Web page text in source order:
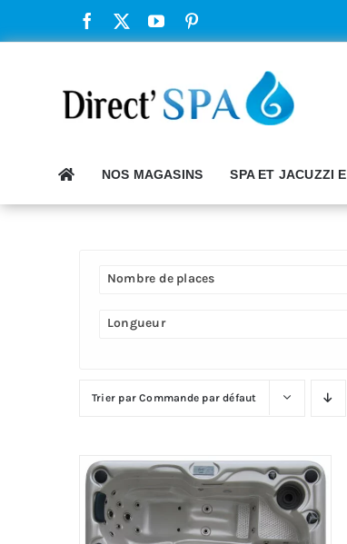
au
NOS MAGASINS SPA ET JACUZZI
Nombre de places
Longueur
Trier parCommande par défaut
Offre!